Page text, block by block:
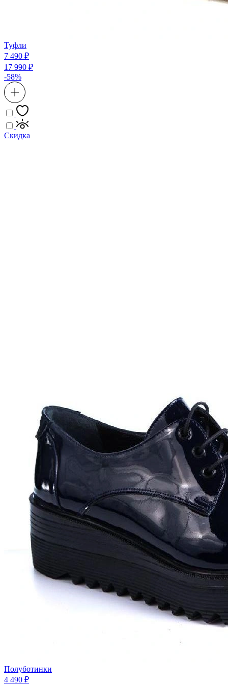
Туфли
7 490 ₽
17 990 ₽
-58%
Скидка
Полуботинки
4 490 ₽